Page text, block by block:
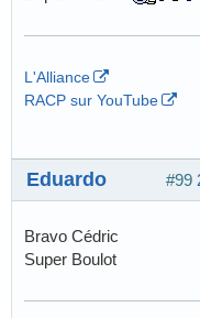
L'Alliance
RACP sur YouTube
#99
Eduardo
Bravo Cédric
Super Boulot